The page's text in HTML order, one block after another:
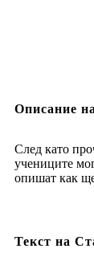
Описание
След като
учениците
опишат как
Текст на